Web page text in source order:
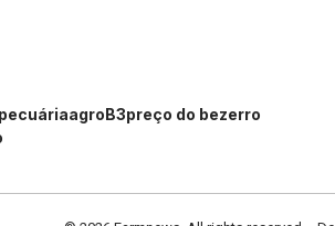
pecuáriaagroB3preço do bezerro